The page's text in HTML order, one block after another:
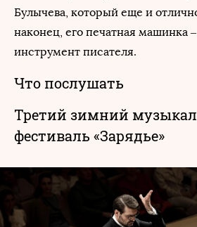
Булычева, который еще и
наконец, его печатная машинка
инструмент писателя.
Что послушать
Третий зимний
фестиваль «Зарядье»